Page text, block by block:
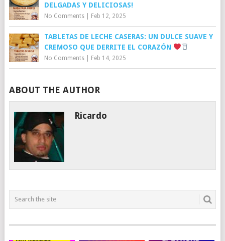
DELGADAS Y DELICIOSAS!
No Comments| Feb 12, 2025
TABLETAS DE LECHE CASERAS: UN DULCE SUAVE Y
CREMOSO QUE DERRITE EL CORAZÓN
No Comments| Feb 14, 2025
ABOUT THE AUTHOR
Ricardo